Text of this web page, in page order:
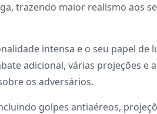
trazendo maior realismo aos
intensa e o seu papel de
adicional, várias projeções e
os adversários.
golpes antiaéreos,